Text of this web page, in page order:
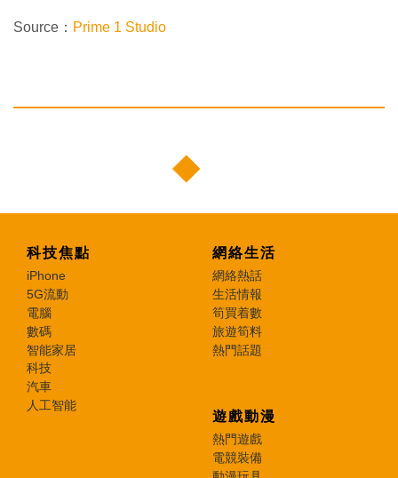
Source： Prime 1 Studio
科技焦點
iPhone
5G流動
電腦
數碼
智能家居
科技
汽車
人工智能
網絡生活
網絡熱話
生活情報
筍買着數
旅遊筍料
熱門話題
遊戲動漫
熱門遊戲
電競裝備